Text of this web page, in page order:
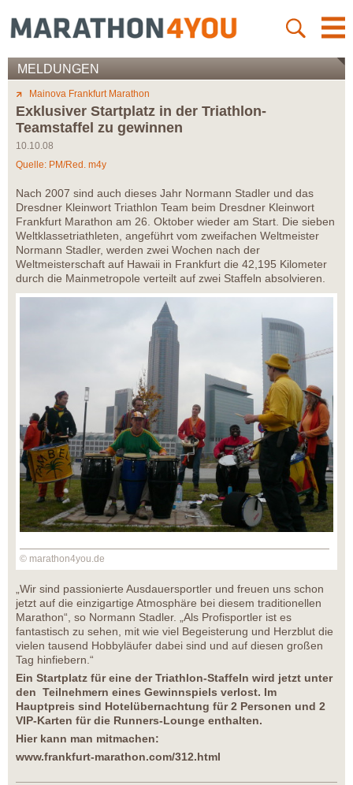
MELDUNGEN
Mainova Frankfurt Marathon
Exklusiver Startplatz in der Triathlon-
Teamstaffel zu gewinnen
10.10.08
Quelle: PM/Red. m4y
Nach 2007 sind auch dieses Jahr Normann Stadler und das
Dresdner Kleinwort Triathlon Team beim Dresdner Kleinwort
Frankfurt Marathon am 26. Oktober wieder am Start. Die sieben
Weltklassetriathleten, angeführt vom zweifachen Weltmeister
Normann Stadler, werden zwei Wochen nach der
Weltmeisterschaft auf Hawaii in Frankfurt die 42,195 Kilometer
durch die Mainmetropole verteilt auf zwei Staffeln absolvieren.
© marathon4you.de
„Wir sind passionierte Ausdauersportler und freuen uns schon
jetzt auf die einzigartige Atmosphäre bei diesem traditionellen
Marathon“, so Normann Stadler. „Als Profisportler ist es
fantastisch zu sehen, mit wie viel Begeisterung und Herzblut die
vielen tausend Hobbyläufer dabei sind und auf diesen großen
Tag hinfiebern.“
Ein Startplatz für eine der Triathlon-Staffeln wird jetzt unter
den Teilnehmern eines Gewinnspiels verlost. Im
Hauptpreis sind Hotelübernachtung für 2 Personen und 2
VIP-Karten für die Runners-Lounge enthalten.
Hier kann man mitmachen:
www.frankfurt-marathon.com/312.html